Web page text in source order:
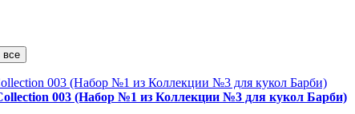
все
003 (Набор №1 из Коллекции №3 для кукол Барби)